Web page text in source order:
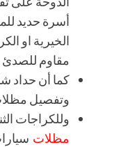
أسرة حديد
الخيرية او
مقاوم للصدئ
كما أن حداد
وتفصيل
وللكراجات
مظلات